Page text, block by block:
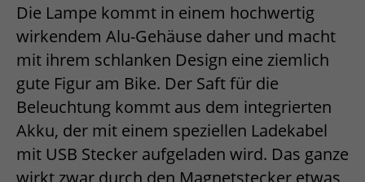
Die Lampe kommt in einem hochwertig
wirkendem Alu-Gehäuse daher und macht
mit ihrem schlanken Design eine ziemlich
gute Figur am Bike. Der Saft für die
Beleuchtung kommt aus dem integrierten
Akku, der mit einem speziellen Ladekabel
mit USB Stecker aufgeladen wird. Das ganze
wirkt zwar durch den Magnetstecker etwas